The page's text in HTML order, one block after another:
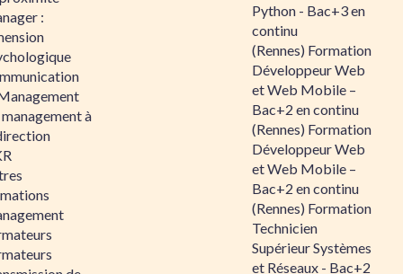
:
à
Python - Bac+3 en
continu
(Rennes) Formation
Développeur Web
et Web Mobile –
Bac+2 en continu
(Rennes) Formation
Développeur Web
et Web Mobile –
Bac+2 en continu
(Rennes) Formation
Technicien
Supérieur Systèmes
et Réseaux - Bac+2